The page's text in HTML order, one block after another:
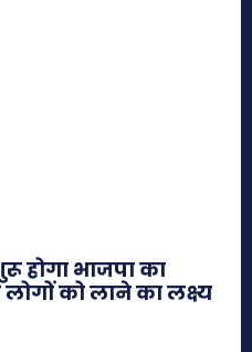
होगा भाजपा का
को लाने का लक्ष्य